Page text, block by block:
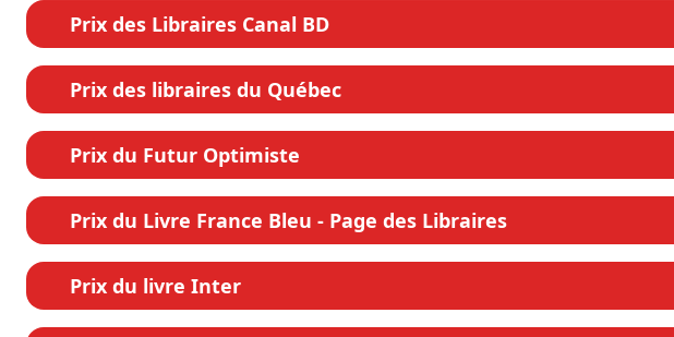
Prix des Libraires Canal BD
Prix des libraires du Québec
Prix du Futur Optimiste
Prix du Livre France Bleu - Page des Libraires
Prix du livre Inter